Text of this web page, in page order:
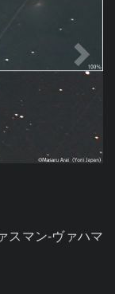
スマン-ヴァハマ